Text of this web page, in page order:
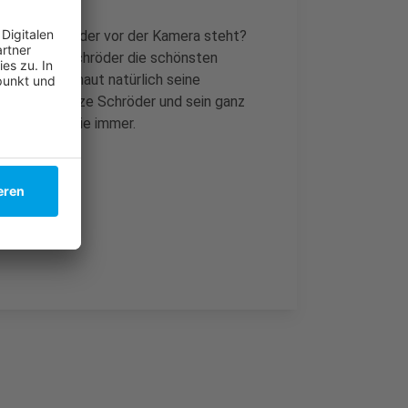
Bühne oder vor der Kamera steht?
Atze Schröder die schönsten
und haut natürlich seine
lieben. Atze Schröder und sein ganz
so lustig wie immer.